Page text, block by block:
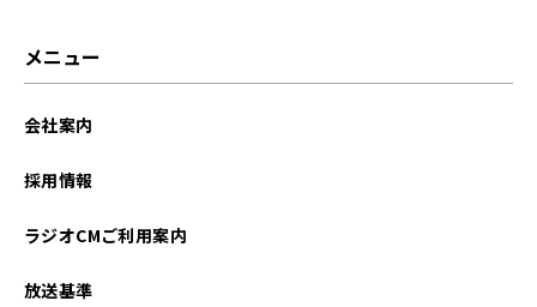
メニュー
会社案内
採用情報
ラジオCMご利用案内
放送基準